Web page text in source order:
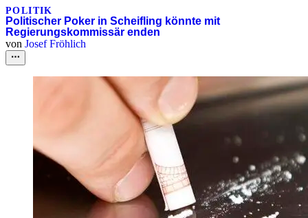
POLITIK
Politischer Poker in Scheifling könnte mit
Regierungskommissär enden
von Josef Fröhlich